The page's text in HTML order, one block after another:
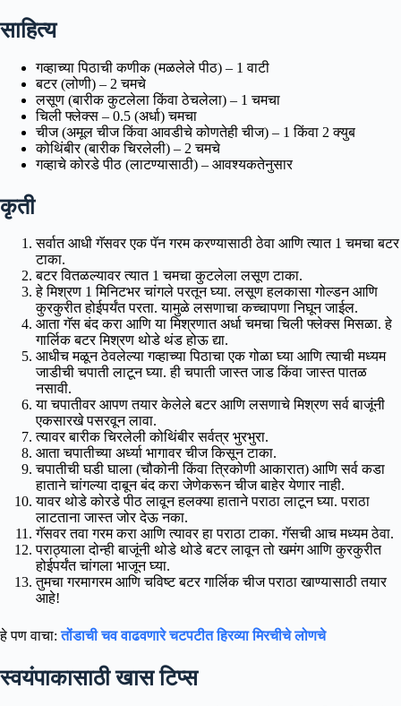
साहित्य
गव्हाच्या पिठाची कणीक (मळलेले पीठ) – 1 वाटी
बटर (लोणी) – 2 चमचे
लसूण (बारीक कुटलेला किंवा ठेचलेला) – 1 चमचा
चिली फ्लेक्स – 0.5 (अर्धा) चमचा
चीज (अमूल चीज किंवा आवडीचे कोणतेही चीज) – 1 किंवा 2 क्युब
कोथिंबीर (बारीक चिरलेली) – 2 चमचे
गव्हाचे कोरडे पीठ (लाटण्यासाठी) – आवश्यकतेनुसार
कृती
सर्वात आधी गॅसवर एक पॅन गरम करण्यासाठी ठेवा आणि त्यात 1 चमचा बटर
टाका.
बटर वितळल्यावर त्यात 1 चमचा कुटलेला लसूण टाका.
हे मिश्रण 1 मिनिटभर चांगले परतून घ्या. लसूण हलकासा गोल्डन आणि
कुरकुरीत होईपर्यंत परता. यामुळे लसणाचा कच्चापणा निघून जाईल.
आता गॅस बंद करा आणि या मिश्रणात अर्धा चमचा चिली फ्लेक्स मिसळा. हे
गार्लिक बटर मिश्रण थोडे थंड होऊ द्या.
आधीच मळून ठेवलेल्या गव्हाच्या पिठाचा एक गोळा घ्या आणि त्याची मध्यम
जाडीची चपाती लाटून घ्या. ही चपाती जास्त जाड किंवा जास्त पातळ
नसावी.
या चपातीवर आपण तयार केलेले बटर आणि लसणाचे मिश्रण सर्व बाजूंनी
एकसारखे पसरवून लावा.
त्यावर बारीक चिरलेली कोथिंबीर सर्वत्र भुरभुरा.
आता चपातीच्या अर्ध्या भागावर चीज किसून टाका.
चपातीची घडी घाला (चौकोनी किंवा त्रिकोणी आकारात) आणि सर्व कडा
हाताने चांगल्या दाबून बंद करा जेणेकरून चीज बाहेर येणार नाही.
यावर थोडे कोरडे पीठ लावून हलक्या हाताने पराठा लाटून घ्या. पराठा
लाटताना जास्त जोर देऊ नका.
गॅसवर तवा गरम करा आणि त्यावर हा पराठा टाका. गॅसची आच मध्यम ठेवा.
पराठ्याला दोन्ही बाजूंनी थोडे थोडे बटर लावून तो खमंग आणि कुरकुरीत
होईपर्यंत चांगला भाजून घ्या.
तुमचा गरमागरम आणि चविष्ट बटर गार्लिक चीज पराठा खाण्यासाठी तयार
आहे!
हे पण वाचा:तोंडाची चव वाढवणारे चटपटीत हिरव्या मिरचीचे लोणचे
स्वयंपाकासाठी खास टिप्स